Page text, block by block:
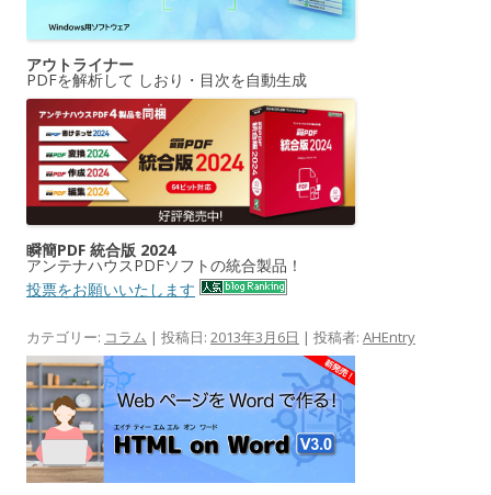
アウトライナー
PDFを解析して しおり・目次を自動生成
瞬簡PDF 統合版 2024
アンテナハウスPDFソフトの統合製品！
投票をお願いいたします
カテゴリー: コラム | 投稿日: 2013年3月6日 | 投稿者: AHEntry